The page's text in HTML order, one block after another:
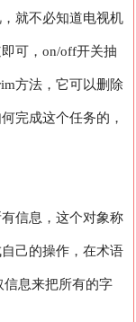
就不必知道电视机
可，on/off开关抽
方法，它可以删除
完成这个任务的，
信息，这个对象称
己的操作，在术语
信息来把所有的字